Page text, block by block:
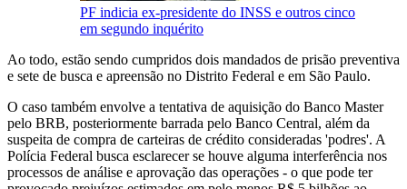
PF indicia ex-presidente do INSS e outros cinco
em segundo inquérito
Ao todo, estão sendo cumpridos dois mandados de prisão preventiva
e sete de busca e apreensão no Distrito Federal e em São Paulo.
O caso também envolve a tentativa de aquisição do Banco Master
pelo BRB, posteriormente barrada pelo Banco Central, além da
suspeita de compra de carteiras de crédito consideradas 'podres'. A
Polícia Federal busca esclarecer se houve alguma interferência nos
processos de análise e aprovação das operações - o que pode ter